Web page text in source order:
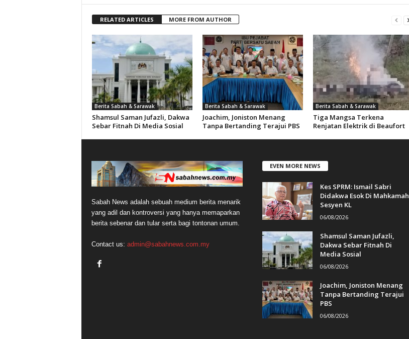
RELATED ARTICLES MORE FROM AUTHOR
Berita Sabah & Sarawak
Shamsul Saman Jufazli, Dakwa
Sebar Fitnah Di Media Sosial
Berita Sabah & Sarawak
Joachim, Joniston Menang
Tanpa Bertanding Terajui PBS
Berita Sabah & Sarawak
Tiga Mangsa Terkena
Renjatan Elektrik di Beaufort
Sabah News adalah sebuah medium berita menarik
yang adil dan kontroversi yang hanya memaparkan
berita sebenar dan tular serta bagi tontonan umum.
Contact us: admin@sabahnews.com.my
EVEN MORE NEWS
Kes SPRM: Ismail Sabri
Didakwa Esok Di Mahkamah
Sesyen KL
06/08/2026
Shamsul Saman Jufazli,
Dakwa Sebar Fitnah Di
Media Sosial
06/08/2026
Joachim, Joniston Menang
Tanpa Bertanding Terajui
PBS
06/08/2026